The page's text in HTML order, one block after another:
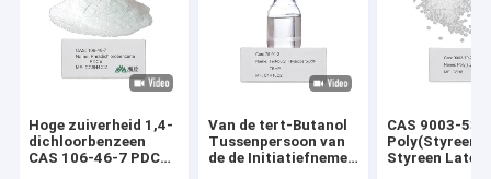
Hoge zuiverheid 1,4-
dichloorbenzeen
CAS 106-46-7 PDCB
Van de tert-Butanol
Tussenpersoon van
de de Initiatiefnemer
CAS 9003-53-
Poly(Styreen)
Styreen Latex